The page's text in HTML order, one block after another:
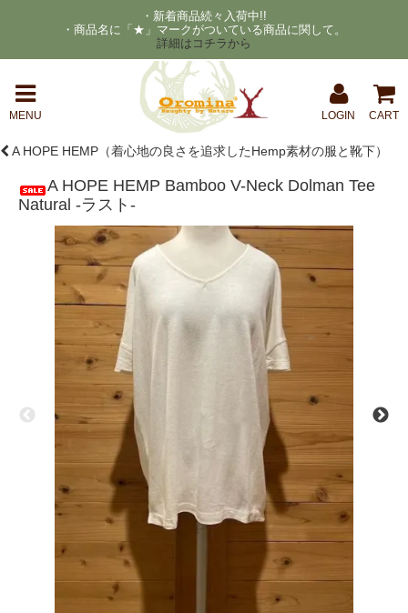
・新着商品続々入荷中!!
・商品名に「★」マークがついている商品に関して。
詳細はコチラから
MENU LOGIN CART
A HOPE HEMP（着心地の良さを追求したHemp素材の服と靴下）
A HOPE HEMP Bamboo V-Neck Dolman Tee
Natural -ラスト-